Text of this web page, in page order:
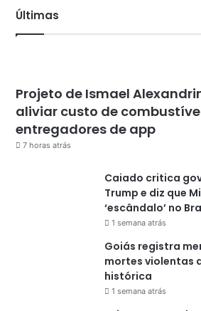
Últimas
Projeto de Ismael
aliviar custo de
entregadores de app
7 horas atrás
Caiado critica
Trump e diz que
‘escândalo’ no
1 semana atrás
Goiás registra
mortes violentas
histórica
1 semana atrás